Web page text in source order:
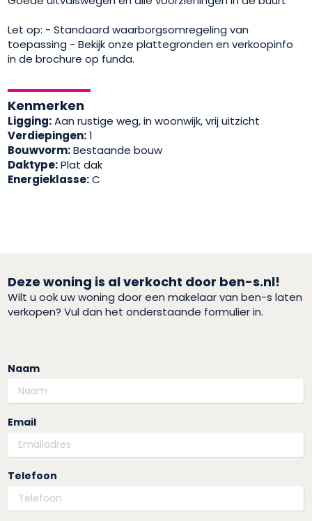
Let op: - Standaard waarborgsomregeling van
toepassing - Bekijk onze plattegronden en verkoopinfo
in de brochure op funda.
Kenmerken
Ligging:Aan rustige weg, in woonwijk, vrij uitzicht
Verdiepingen:1
Bouwvorm:Bestaande bouw
Daktype:Plat dak
Energieklasse:C
Deze woning is al verkocht door ben-s.nl!
Wilt u ook uw woning door een makelaar van ben-s laten
verkopen? Vul dan het onderstaande formulier in.
Naam
Email
Telefoon